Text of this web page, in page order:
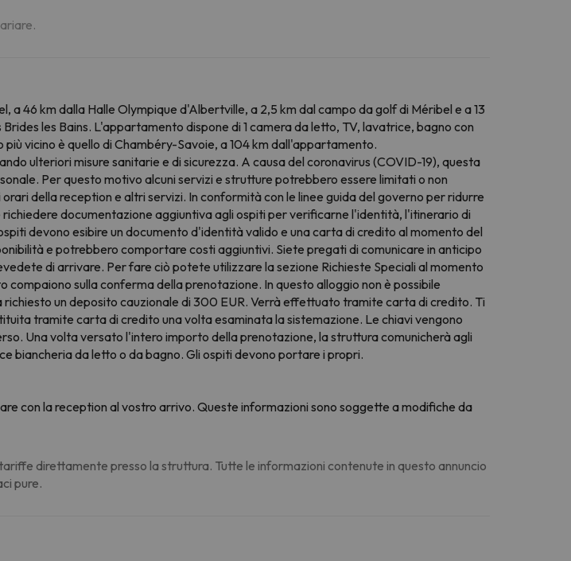
46 km dalla Halle Olympique d'Albertville, a 2,5 km dal campo da golf di Méribel e a 13
les Bains. L'appartamento dispone di 1 camera da letto, TV, lavatrice, bagno con
vicino è quello di Chambéry-Savoie, a 104 km dall'appartamento.
ulteriori misure sanitarie e di sicurezza. A causa del coronavirus (COVID-19), questa
Per questo motivo alcuni servizi e strutture potrebbero essere limitati o non
della reception e altri servizi. In conformità con le linee guida del governo per ridurre
documentazione aggiuntiva agli ospiti per verificarne l'identità, l'itinerario di
devono esibire un documento d'identità valido e una carta di credito al momento del
e potrebbero comportare costi aggiuntivi. Siete pregati di comunicare in anticipo
di arrivare. Per fare ciò potete utilizzare la sezione Richieste Speciali al momento
sulla conferma della prenotazione. In questo alloggio non è possibile
un deposito cauzionale di 300 EUR. Verrà effettuato tramite carta di credito. Ti
tramite carta di credito una volta esaminata la sistemazione. Le chiavi vengono
Una volta versato l'intero importo della prenotazione, la struttura comunicherà agli
biancheria da letto o da bagno. Gli ospiti devono portare i propri.
con la reception al vostro arrivo. Queste informazioni sono soggette a modifiche da
direttamente presso la struttura. Tutte le informazioni contenute in questo annuncio
pure.